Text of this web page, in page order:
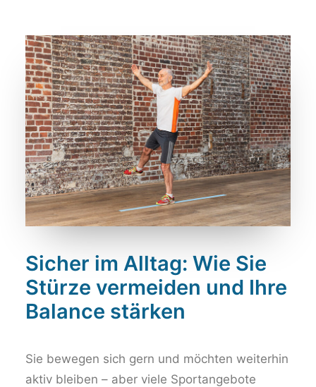
Kontakt
Sicher im Alltag: Wie Sie
Stürze vermeiden und Ihre
Balance stärken
Sie bewegen sich gern und möchten weiterhin
aktiv bleiben – aber viele Sportangebote